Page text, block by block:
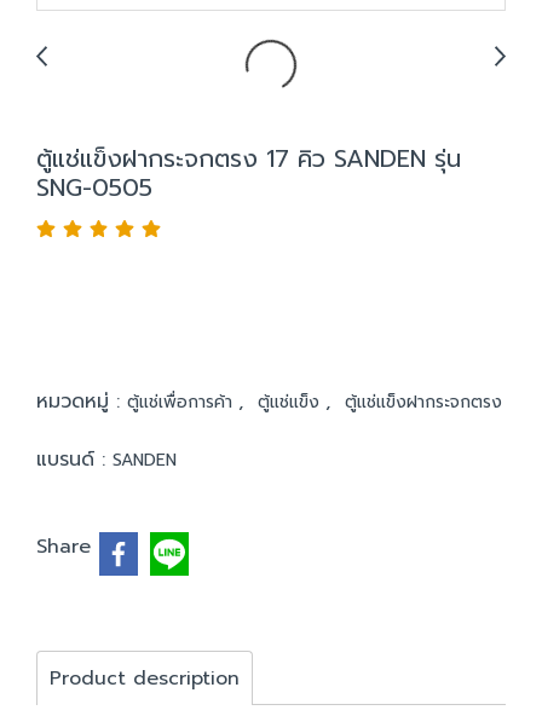
ตู้แช่แข็งฝากระจกตรง 17 คิว SANDEN รุ่น
SNG-0505
หมวดหมู่ : ตู้แช่เพื่อการค้า , ตู้แช่แข็ง , ตู้แช่แข็งฝากระจกตรง
แบรนด์ : SANDEN
Share
Product description